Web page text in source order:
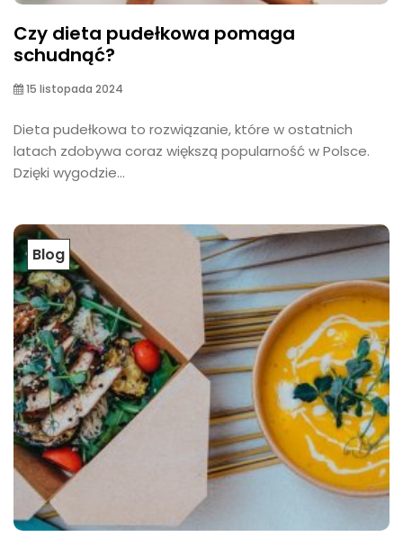
Czy dieta pudełkowa pomaga
schudnąć?
15 listopada 2024
Dieta pudełkowa to rozwiązanie, które w ostatnich
latach zdobywa coraz większą popularność w Polsce.
Dzięki wygodzie...
Blog